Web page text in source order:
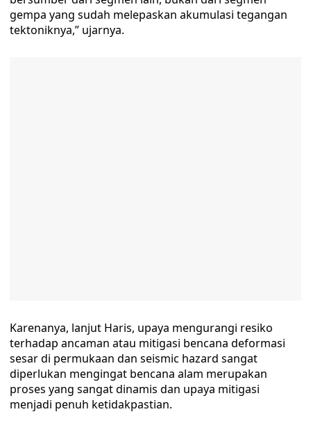
gempa yang sudah melepaskan akumulasi tegangan
tektoniknya,” ujarnya.
Karenanya, lanjut Haris, upaya mengurangi resiko
terhadap ancaman atau mitigasi bencana deformasi
sesar di permukaan dan seismic hazard sangat
diperlukan mengingat bencana alam merupakan
proses yang sangat dinamis dan upaya mitigasi
menjadi penuh ketidakpastian.